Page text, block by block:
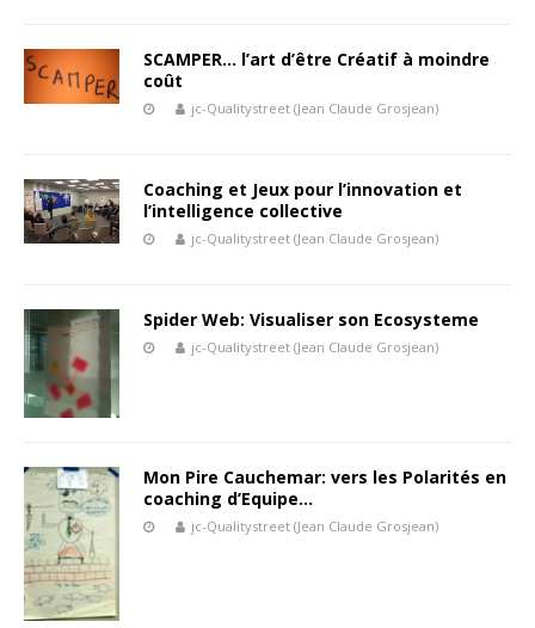
SCAMPER… l’art d’être Créatif à moindre
coût
jc-Qualitystreet (Jean Claude Grosjean)
Coaching et Jeux pour l’innovation et
l’intelligence collective
jc-Qualitystreet (Jean Claude Grosjean)
Spider Web: Visualiser son Ecosysteme
jc-Qualitystreet (Jean Claude Grosjean)
Mon Pire Cauchemar: vers les Polarités en
coaching d’Equipe…
jc-Qualitystreet (Jean Claude Grosjean)